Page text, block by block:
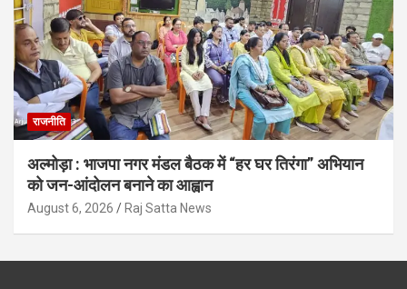
राजनीति
अल्मोड़ा : भाजपा नगर मंडल बैठक में “हर घर तिरंगा” अभियान
को जन-आंदोलन बनाने का आह्वान
August 6, 2026 Raj Satta News